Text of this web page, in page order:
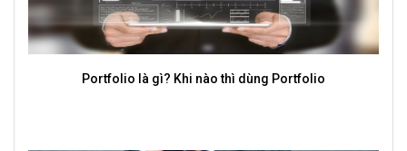
TalentBold cung cấp dịch vụ tuyển dụng Mass uy tín, chất